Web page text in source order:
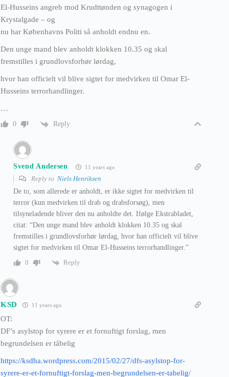
El-Husseins angreb mod Krudttønden og synagogen i
Krystalgade – og
nu har Københavns Politi så anholdt endnu en.
Den unge mand blev anholdt klokken 10.35 og skal
fremstilles i grundlovsforhør lørdag,
hvor han officielt vil blive sigtet for medvirken til Omar El-
Husseins terrorhandlinger.
…
0 Reply
Svend Andersen 11 years ago
Reply to Niels Henriksen
De to, som allerede er anholdt, er ikke sigtet for medvirken til
terror (kun medvirken til drab og drabsforsøg), men
tilsyneladende bliver den nu anholdte det. Ifølge Ekstrabladet,
citat: “Den unge mand blev anholdt klokken 10.35 og skal
fremstilles i grundlovsforhør lørdag, hvor han officielt vil blive
sigtet for medvirken til Omar El-Husseins terrorhandlinger.”
0
Reply
KSD 11 years ago
OT:
DF’s asylstop for syrere er et fornuftigt forslag, men
begrundelsen er tåbelig
https://ksdha.wordpress.com/2015/02/27/dfs-asylstop-for-
syrere-er-et-fornuftigt-forslag-men-begrundelsen-er-tabelig/